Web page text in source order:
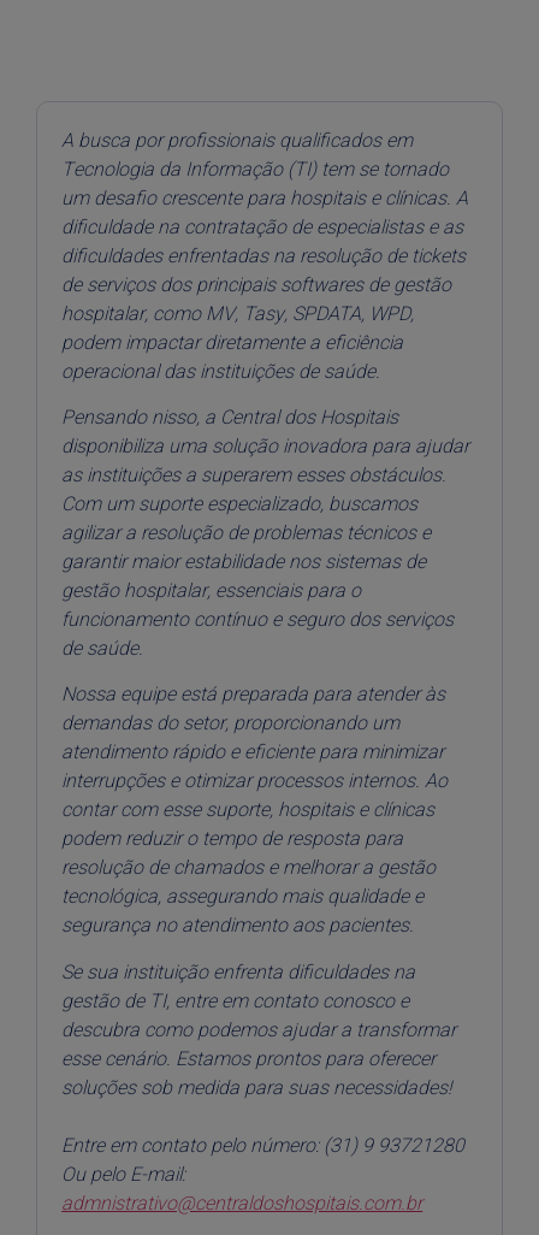
A busca por profissionais qualificados em
Tecnologia da Informação (TI) tem se tornado
um desafio crescente para hospitais e clínicas. A
dificuldade na contratação de especialistas e as
dificuldades enfrentadas na resolução de tickets
de serviços dos principais softwares de gestão
hospitalar, como MV, Tasy, SPDATA, WPD,
podem impactar diretamente a eficiência
operacional das instituições de saúde.
Pensando nisso, a Central dos Hospitais
disponibiliza uma solução inovadora para ajudar
as instituições a superarem esses obstáculos.
Com um suporte especializado, buscamos
agilizar a resolução de problemas técnicos e
garantir maior estabilidade nos sistemas de
gestão hospitalar, essenciais para o
funcionamento contínuo e seguro dos serviços
de saúde.
Nossa equipe está preparada para atender às
demandas do setor, proporcionando um
atendimento rápido e eficiente para minimizar
interrupções e otimizar processos internos. Ao
contar com esse suporte, hospitais e clínicas
podem reduzir o tempo de resposta para
resolução de chamados e melhorar a gestão
tecnológica, assegurando mais qualidade e
segurança no atendimento aos pacientes.
Se sua instituição enfrenta dificuldades na
gestão de TI, entre em contato conosco e
descubra como podemos ajudar a transformar
esse cenário. Estamos prontos para oferecer
soluções sob medida para suas necessidades!
Entre em contato pelo número: (31) 9 93721280
Ou pelo E-mail:
admnistrativo@centraldoshospitais.com.br